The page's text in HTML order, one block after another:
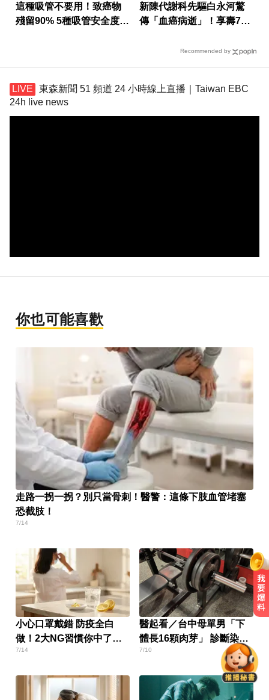
這種吸管不要用！致癌物
殘留90% 5種吸管安全度排
新陳代謝科先驅白永河驚
傳「血癌病逝」！享壽75
Recommended by
東森新聞 51 頻道 24 小時線上直播｜Taiwan EBC
24h live news
你也可能喜歡
走路一拐一拐？別只當骨刺！醫警：這條下肢血管堵塞
恐截肢！
7/14
小心口罩戴錯 防疫全白
做！2大NG習慣你中了
嗎？
7/14
醫起看／台中母單男「下
體長16顆肉芽」 診斷染菜
花！恐是健身房惹禍
7/10
王凱過世還回棚內拍戲？製作人靈
堂喊：你殺青了